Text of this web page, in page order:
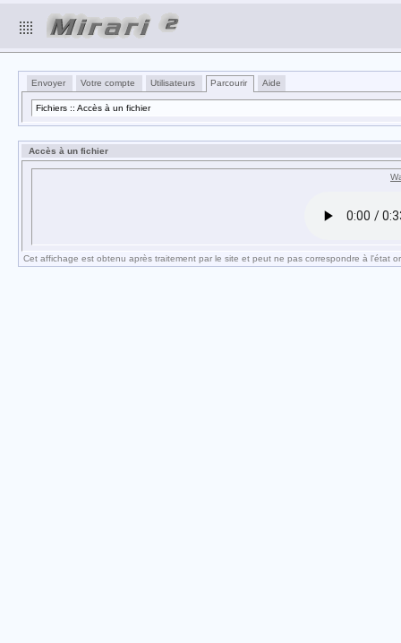
Envoyer Votre compte Utilisateurs Parcourir Aide
Fichiers :: Accès à un fichier
Accès à un fichier
Cet affichage est obtenu après traitement par le site et peut ne pas correspondre à l'état